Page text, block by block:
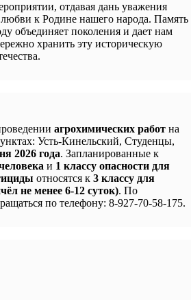
отдавая дань уважения
к Родине нашего народа. Память
объединяет поколения и дает нам
хранить эту историческую
агрохимических работ на
Усть-Кинельский, Студенцы,
2026 года. Запланированные к
и 1 классу опасности для
относятся к 3 классу для
не менее 6-12 суток). По
по телефону: 8-927-70-58-175.